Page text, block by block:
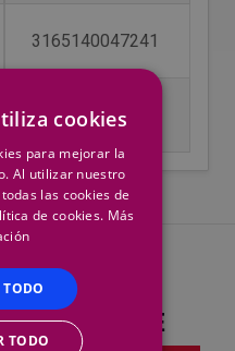
3165140047241
1608571056
cookies
para mejorar la
Al utilizar nuestro
las cookies de
de cookies. Más
TODO
TODO